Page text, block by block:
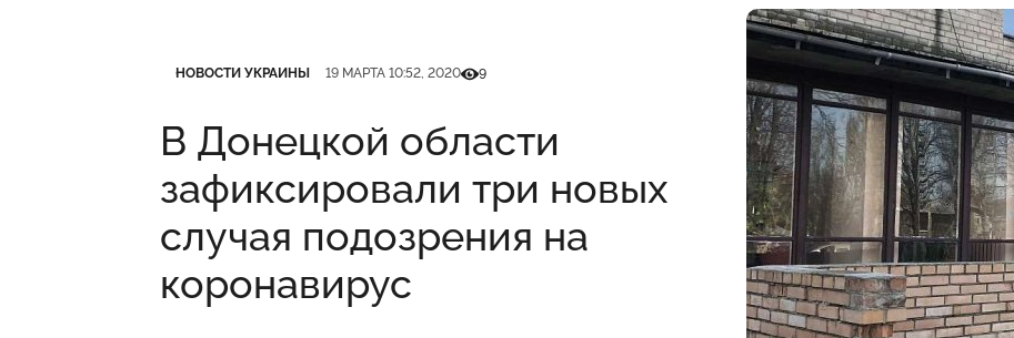
НОВОСТИ УКРАИНЫ 19 МАРТА 10:52, 2020Кількість переглядів
9
В Донецкой области
зафиксировали три новых
случая подозрения на
коронавирус